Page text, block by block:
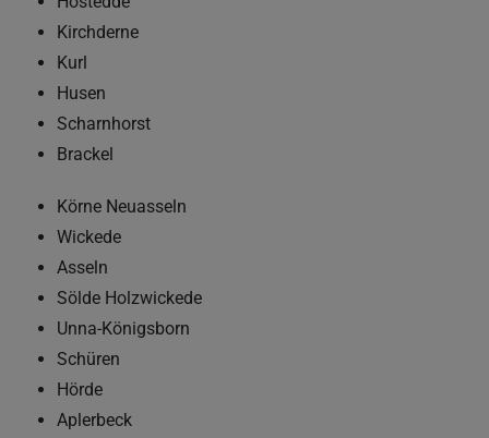
Kirchderne
Kurl
Husen
Scharnhorst
Brackel
Körne Neuasseln
Wickede
Asseln
Sölde Holzwickede
Unna-Königsborn
Schüren
Hörde
Aplerbeck